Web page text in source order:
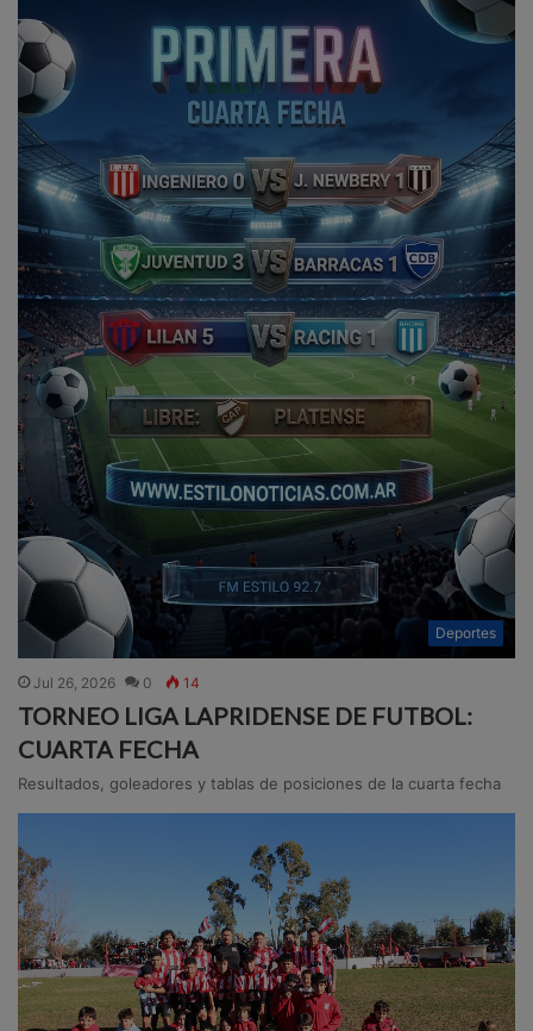
Deportes
Jul 26, 2026 0 14
TORNEO LIGA LAPRIDENSE DE FUTBOL:
CUARTA FECHA
Resultados, goleadores y tablas de posiciones de la cuarta fecha